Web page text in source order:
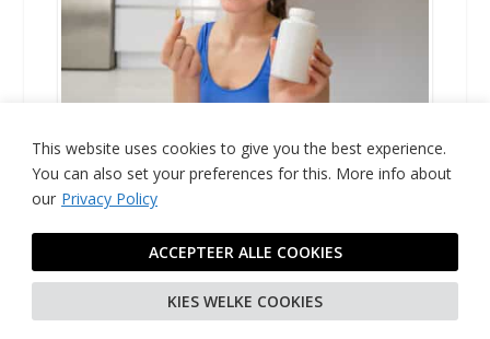
This website uses cookies to give you the best experience.
You can also set your preferences for this. More info about
our Privacy Policy
KIES WELKE COOKIES
ACCEPTEER ALLE COOKIES
moet weten
OVER DE AUTEUR
Sylvia